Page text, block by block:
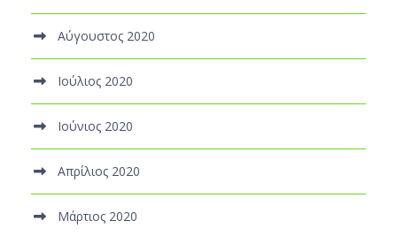
Αύγουστος 2020
Ιούλιος 2020
Ιούνιος 2020
Απρίλιος 2020
Μάρτιος 2020